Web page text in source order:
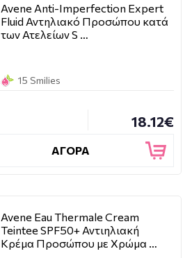
Avene Anti-Imperfection Expert
Fluid Αντηλιακό Προσώπου κατά
των Ατελείων S …
15 Smilies
18.12€
ΑΓΟΡΑ
Avene Eau Thermale Cream
Teintee SPF50+ Αντιηλιακή
Κρέμα Προσώπου με Χρώμα …